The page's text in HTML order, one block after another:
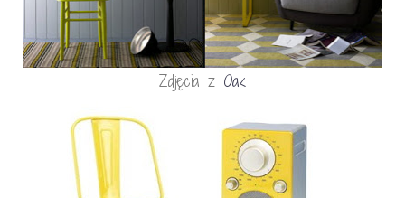
Zdjęcia z Oak